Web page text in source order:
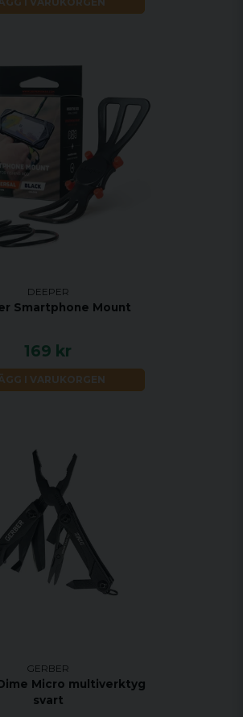
DEEPER
Smartphone Mount
169 kr
I VARUKORGEN
GERBER
Micro multiverktyg
svart